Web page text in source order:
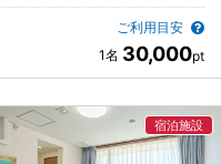
ご利用目安
30,000